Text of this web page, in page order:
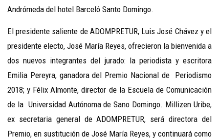
Andrómeda del hotel Barceló Santo Domingo.
El presidente saliente de ADOMPRETUR, Luis José Chávez y el
presidente electo, José María Reyes, ofrecieron la bienvenida a
dos nuevos integrantes del jurado: la periodista y escritora
Emilia Pereyra, ganadora del Premio Nacional de Periodismo
2018; y Félix Almonte, director de la Escuela de Comunicación
de la Universidad Autónoma de Sano Domingo. Millizen Uribe,
ex secretaria general de ADOMPRETUR, será directora del
Premio, en sustitución de José María Reyes, y continuará como